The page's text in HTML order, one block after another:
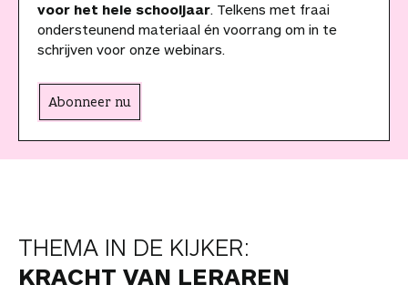
voor het hele schooljaar. Telkens met fraai
ondersteunend materiaal én voorrang om in te
schrijven voor onze webinars.
Abonneer nu
THEMA IN DE KIJKER:
KRACHT VAN LERAREN